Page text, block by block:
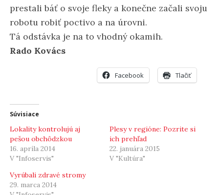
prestali báť o svoje fleky a konečne začali svoju
robotu robiť poctivo a na úrovni.
Tá odstávka je na to vhodný okamih.
Rado Kovács
Facebook Tlačiť
Súvisiace
Lokality kontrolujú aj
pešou obchôdzkou
16. apríla 2014
V "Infoservis"
Plesy v regióne: Pozrite si
ich prehľad
22. januára 2015
V "Kultúra"
Vyrúbali zdravé stromy
29. marca 2014